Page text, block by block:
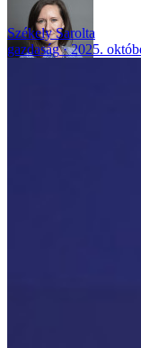
Székely Sarolta
gazdaság
2025.